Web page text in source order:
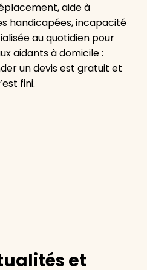
aide à
handicapées, incapacité
au quotidien pour
aidants à domicile :
un devis est gratuit et
fini.
et